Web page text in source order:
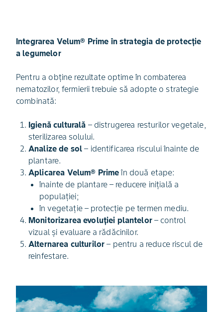
Integrarea Velum® Prime în strategia de protecție
a legumelor
Pentru a obține rezultate optime în combaterea
nematozilor, fermierii trebuie să adopte o strategie
combinată:
Igienă culturală – distrugerea resturilor vegetale,
sterilizarea solului.
Analize de sol – identificarea riscului înainte de
plantare.
Aplicarea Velum® Prime în două etape:
înainte de plantare – reducere inițială a
populației;
în vegetație – protecție pe termen mediu.
Monitorizarea evoluției plantelor– control
vizual și evaluare a rădăcinilor.
Alternarea culturilor – pentru a reduce riscul de
reinfestare.